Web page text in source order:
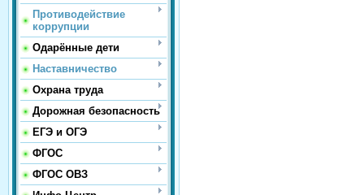
Противодействие
коррупции
Одарённые дети
Наставничество
Охрана труда
Дорожная безопасность
ЕГЭ и ОГЭ
ФГОС
ФГОС ОВЗ